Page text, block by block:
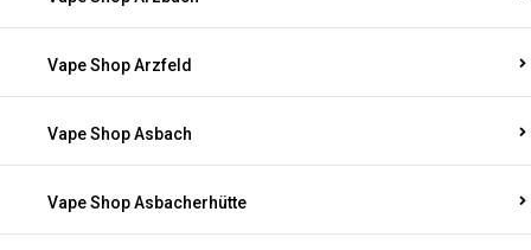
Vape Shop Arzfeld
Vape Shop Asbach
Vape Shop Asbacherhütte